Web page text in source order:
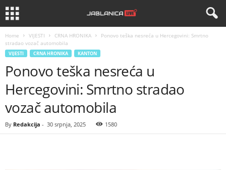
Home VIJESTI CRNA HRONIKA
Ponovo teška nesreća u Hercegovini: Smrtno
stradao vozač automobila
VIJESTI CRNA HRONIKA KANTON
Ponovo teška nesreća u
Hercegovini: Smrtno stradao
vozač automobila
By Redakcija - 30 srpnja, 2025 1580